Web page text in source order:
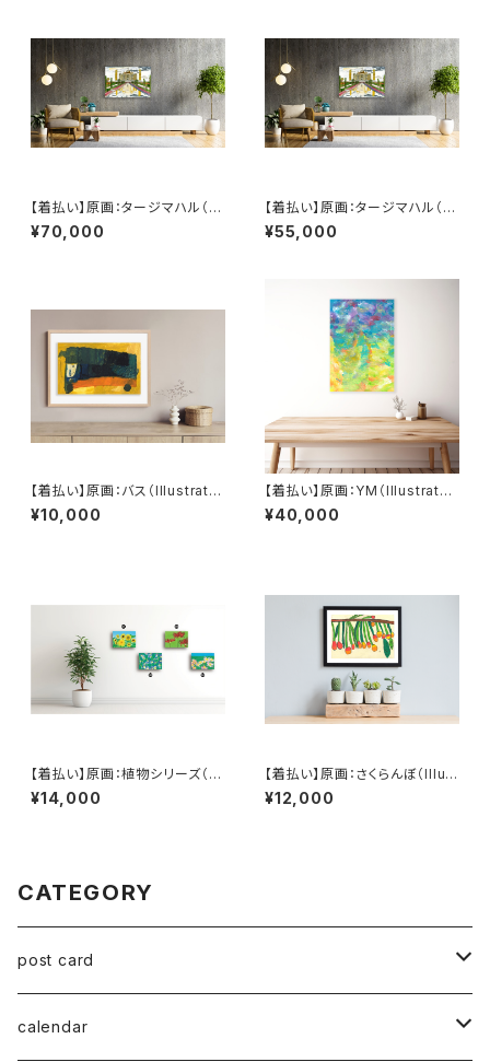
【着払い】原画：タージマハル（Ill
ustrator 笹原竜太）
¥70,000
【着払い】原画：タージマハル（Ill
ustrator 笹原竜太）
¥55,000
【着払い】原画：バス（Illustrator
後藤裕貴）
¥10,000
【着払い】原画：YM（Illustrator
弓山諒）
¥40,000
【着払い】原画：植物シリーズ（Ill
ustrator 西川涼太）
¥14,000
【着払い】原画：さくらんぼ（Illust
rator 田中楓）
¥12,000
CATEGORY
post card
series 02
calendar